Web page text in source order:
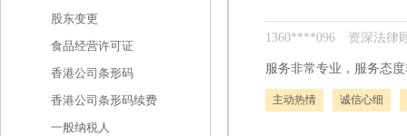
股东变更
食品经营许可证
香港公司条形码
香港公司条形码续费
一般纳税人
1360****096 资深法律
服务非常专业，服务态
主动热情 诚信心细